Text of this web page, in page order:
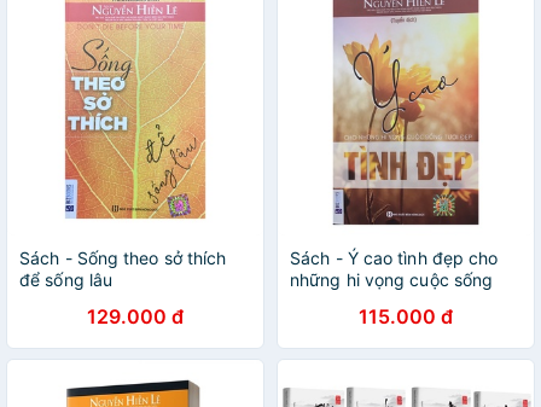
Sách - Sống theo sở thích
để sống lâu
129.000 đ
Sách - Ý cao tình đẹp cho
những hi vọng cuộc sống
115.000 đ